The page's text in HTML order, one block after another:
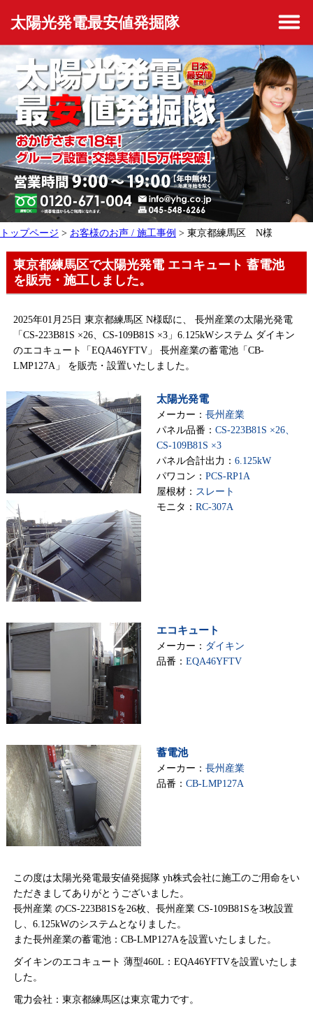
太陽光発電最安値発掘隊
トップページ > お客様のお声 / 施工事例 > 東京都練馬区 N様
東京都練馬区で太陽光発電 エコキュート 蓄電池
を販売・施工しました。
2025年01月25日 東京都練馬区 N様邸に、 長州産業の太陽光発電
「CS-223B81S ×26、CS-109B81S ×3」6.125kWシステム ダイキン
のエコキュート「EQA46YFTV」 長州産業の蓄電池「CB-
LMP127A」 を販売・設置いたしました。
太陽光発電
メーカー： 長州産業
パネル品番： CS-223B81S ×26、
CS-109B81S ×3
パネル合計出力： 6.125kW
パワコン： PCS-RP1A
屋根材： スレート
モニタ： RC-307A
エコキュート
メーカー： ダイキン
品番： EQA46YFTV
蓄電池
メーカー： 長州産業
品番： CB-LMP127A
この度は太陽光発電最安値発掘隊 yh株式会社に施工のご用命をい
ただきましてありがとうございました。
長州産業 のCS-223B81Sを26枚、長州産業 CS-109B81Sを3枚設置
し、6.125kWのシステムとなりました。
また長州産業の蓄電池：CB-LMP127Aを設置いたしました。
ダイキンのエコキュート 薄型460L：EQA46YFTVを設置いたしま
した。
電力会社：東京都練馬区は東京電力です。